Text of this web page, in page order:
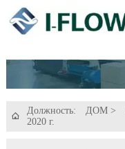

Должность: ДОМ>
2020 г.